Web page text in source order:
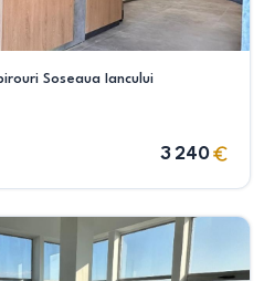
Soseaua Iancului
3 240